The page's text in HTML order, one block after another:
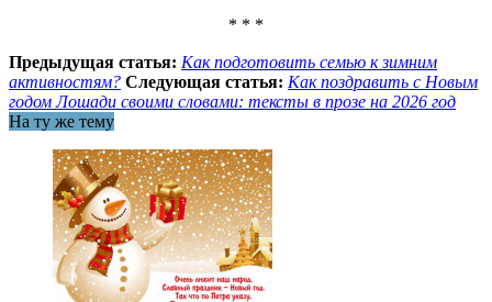
* * *
Предыдущая статья: Как подготовить семью к зимним
активностям? Следующая статья: Как поздравить с Новым
годом Лошади своими словами: тексты в прозе на 2026 год
На ту же тему